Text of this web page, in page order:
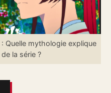
Quelle mythologie explique
la série ?